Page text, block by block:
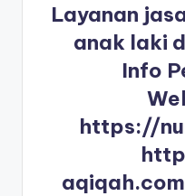
Layanan
anak laki
Info
https://